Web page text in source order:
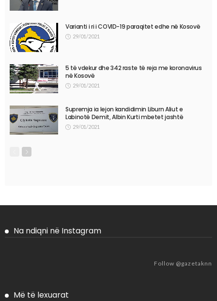
Varianti i ri i COVID-19 paraqitet edhe në Kosovë
29/01/2021
5 të vdekur dhe 342 raste të reja me koronavirus
në Kosovë
29/01/2021
Supremja ia lejon kandidimin Liburn Aliut e
Labinotë Demit, Albin Kurti mbetet jashtë
29/01/2021
Na ndiqni në Instagram
Follow @gazetaknn
Më të lexuarat